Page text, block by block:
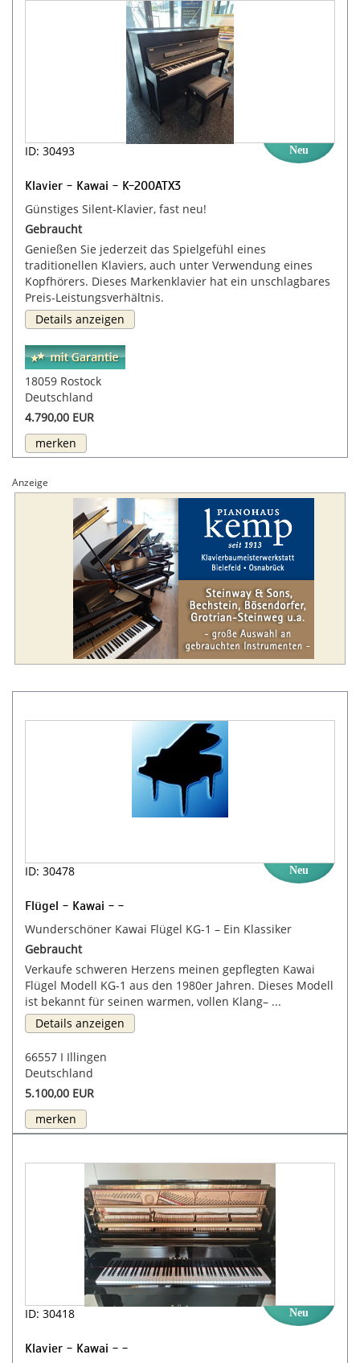
ID: 30493 Neu
Klavier - Kawai - K-200ATX3
Günstiges Silent-Klavier, fast neu!
Gebraucht
Genießen Sie jederzeit das Spielgefühl eines
traditionellen Klaviers, auch unter Verwendung eines
Kopfhörers. Dieses Markenklavier hat ein unschlagbares
Preis-Leistungsverhältnis.
Details anzeigen
18059 Rostock
Deutschland
4.790,00 EUR
merken
Anzeige
ID: 30478 Neu
Flügel - Kawai - -
Wunderschöner Kawai Flügel KG-1 – Ein Klassiker
Gebraucht
Verkaufe schweren Herzens meinen gepflegten Kawai
Flügel Modell KG-1 aus den 1980er Jahren. Dieses Modell
ist bekannt für seinen warmen, vollen Klang– ...
Details anzeigen
66557 I Illingen
Deutschland
5.100,00 EUR
merken
ID: 30418 Neu
Klavier - Kawai - -